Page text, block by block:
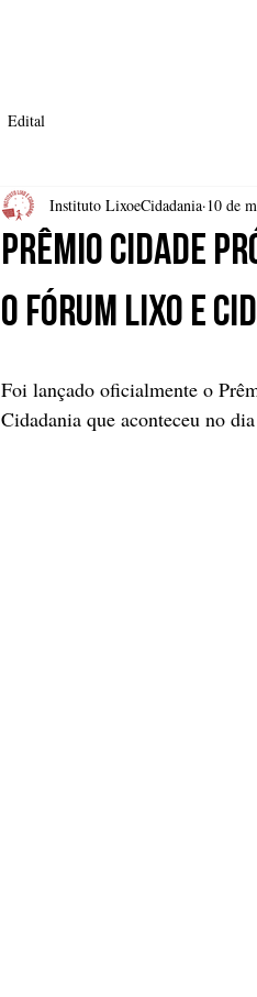
Edital
Prêmio Cidade
o Fórum Lixo e
Instituto LixoeCidadania 10 de
Foi lançado oficialmente o
Cidadania que aconteceu no